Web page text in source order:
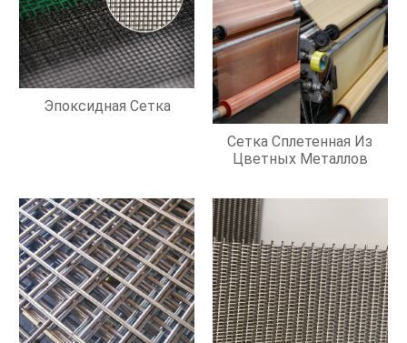
Эпоксидная Сетка
Сетка Сплетенная Из
Цветных Металлов